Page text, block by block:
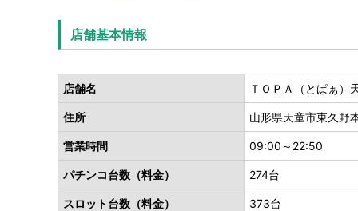
店舗基本情報
店舗名 ＴＯＰＡ（とぱぁ）
住所 山形県天童市東久野
営業時間 09:00～22:50
パチンコ台数（料金） 274台
スロット台数（料金） 373台